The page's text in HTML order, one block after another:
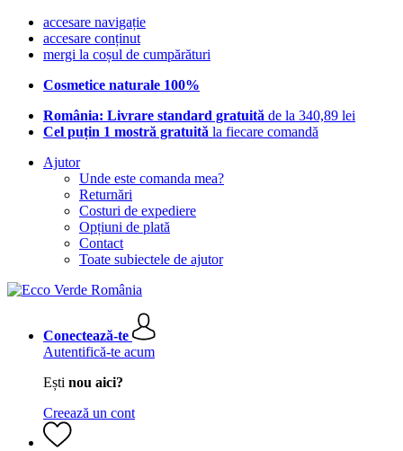
accesare navigație
accesare conținut
mergi la coșul de cumpărături
Cosmetice naturale 100%
România: Livrare standard gratuită de la 340,89 lei
Cel puțin 1 mostră gratuită la fiecare comandă
Ajutor
Unde este comanda mea?
Returnări
Costuri de expediere
Opțiuni de plată
Contact
Toate subiectele de ajutor
Conectează-te
Autentifică-te acum
Ești nou aici?
Creează un cont